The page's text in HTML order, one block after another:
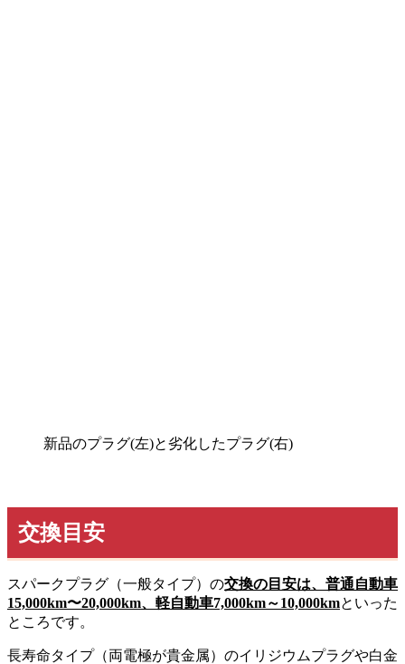
新品のプラグ(左)と劣化したプラグ(右)
交換目安
スパークプラグ（一般タイプ）の交換の目安は、普通自動車
15,000km〜20,000km、軽自動車7,000km～10,000kmといった
ところです。
長寿命タイプ（両電極が貴金属）のイリジウムプラグや白金